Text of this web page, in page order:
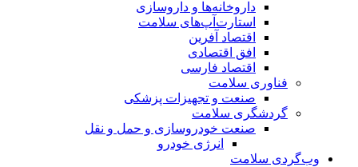
داروخانه‌ها و داروسازی
استارت‌آپ‌های سلامت
اقتصاد آفرین
افق اقتصادی
اقتصاد فارسی
فناوری سلامت
صنعت و تجهیزات پزشکی
گردشگری سلامت
صنعت خودروسازی و حمل و نقل
انرژی خودرو
وب‌گردی سلامت